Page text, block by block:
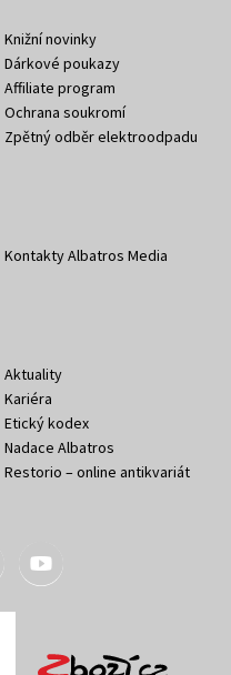
Knižní novinky
Dárkové poukazy
Affiliate program
Ochrana soukromí
Zpětný odběr elektroodpadu
Kontakty Albatros Media
Aktuality
Kariéra
Etický kodex
Nadace Albatros
Restorio – online antikvariát